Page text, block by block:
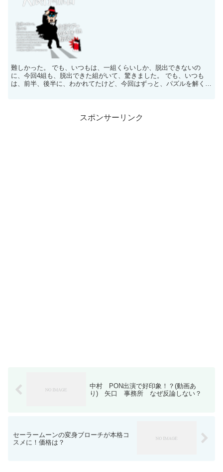
難しかった。 でも、いつもは、一組くらいしか、脱出できないの
に、今回4組も、脱出できた組がいて、驚きました。 でも、いつも
は、前半、後半に、わかれてたけど、今回はずっと、パズルを解く感
スポンサーリンク
中村 PON出演で好印象！？(動画あ
り) 矢口 事務所 なぜ反論しない？
セーラームーンの変身ブローチが本格コ
スメに！価格は？